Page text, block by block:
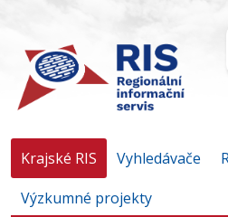
Krajské RIS Vyhledávače
Výzkumné projekty